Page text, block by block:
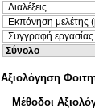
Διαλέξεις
Εκπόνηση μελέτης
Συγγραφή
Σύνολο
Αξιολόγηση
Μέθοδοι